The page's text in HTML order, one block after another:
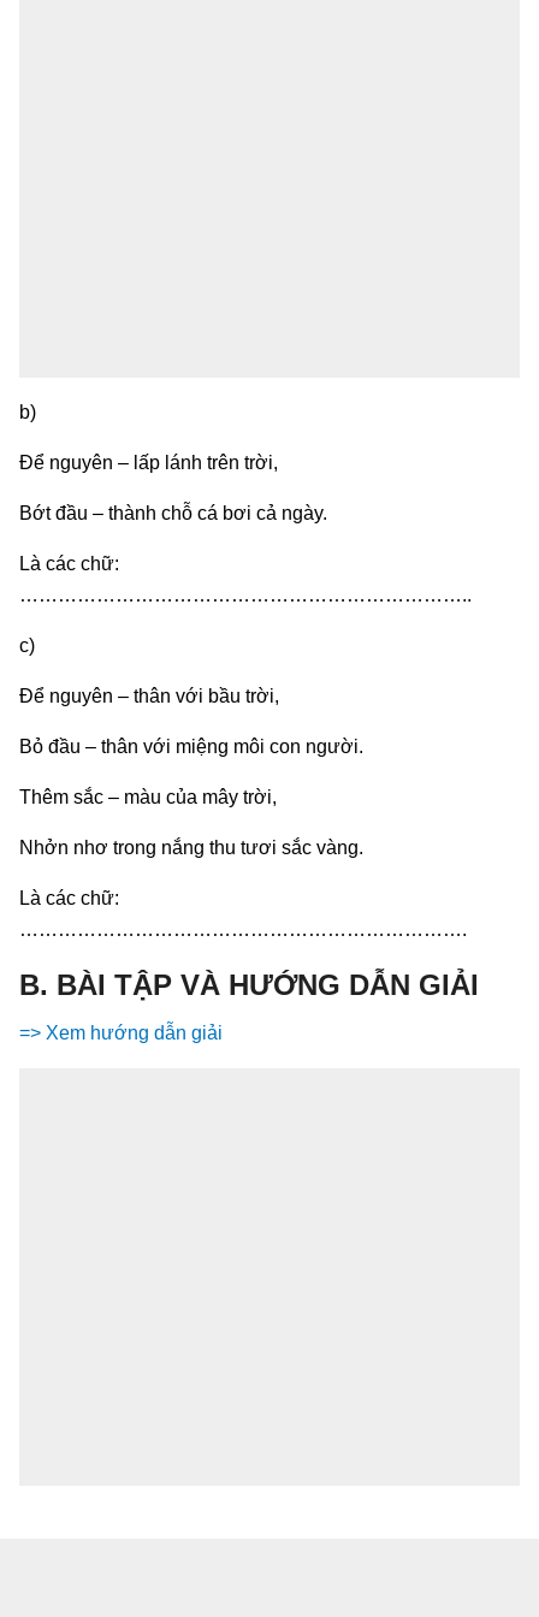
b)
Để nguyên – lấp lánh trên trời,
Bớt đầu – thành chỗ cá bơi cả ngày.
Là các chữ:
……………………………………………………………..
c)
Để nguyên – thân với bầu trời,
Bỏ đầu – thân với miệng môi con người.
Thêm sắc – màu của mây trời,
Nhởn nhơ trong nắng thu tươi sắc vàng.
Là các chữ:
…………………………………………………………….
B. BÀI TẬP VÀ HƯỚNG DẪN GIẢI
=> Xem hướng dẫn giải